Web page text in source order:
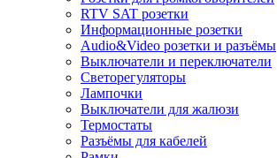
RTV SAT розетки
Информационные розетки
Audio&Video розетки и разъёмы
Выключатели и переключатели
Светорегуляторы
Лампочки
Выключатели для жалюзи
Термостаты
Разъёмы для кабелей